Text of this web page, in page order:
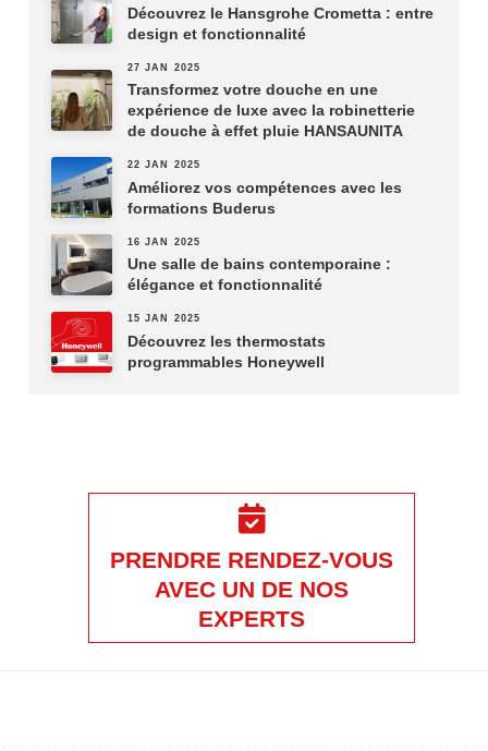
Découvrez le Hansgrohe Crometta : entre
design et fonctionnalité
27 JAN 2025
Transformez votre douche en une
expérience de luxe avec la robinetterie
de douche à effet pluie HANSAUNITA
22 JAN 2025
Améliorez vos compétences avec les
formations Buderus
16 JAN 2025
Une salle de bains contemporaine :
élégance et fonctionnalité
15 JAN 2025
Découvrez les thermostats
programmables Honeywell
PRENDRE RENDEZ-VOUS
AVEC UN DE NOS
EXPERTS